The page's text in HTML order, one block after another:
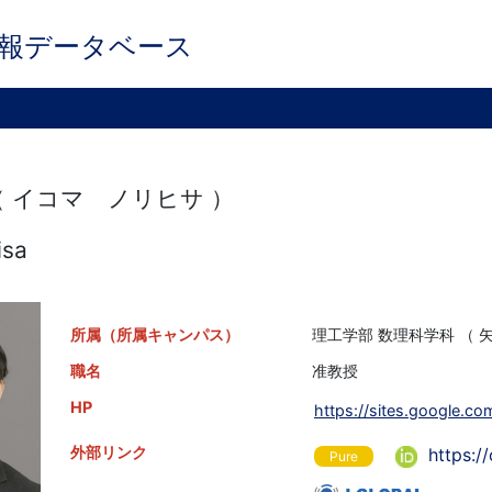
データベース
コマ ノリヒサ ）
所属（所属キャンパス）
理工学部 数理科学科 （
職名
准教授
HP
https://
外部リンク Pure